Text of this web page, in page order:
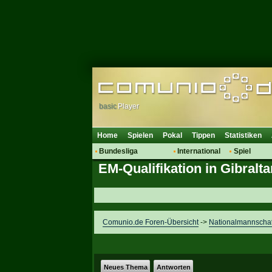
basic Player
Home Spielen Pokal Tippen Statistiken
Bundesliga
Hot News
Vereinsdiskussion
Vereinsfragen
International
Vereine
Spiel
Regeln &
EM-Qualifikation in
Comunio.de Foren-Übersicht->
Neues Thema Antworten